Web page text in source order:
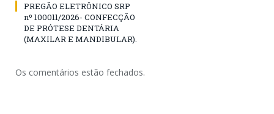
PREGÃO ELETRÔNICO SRP
nº 100011/2026- CONFECÇÃO
DE PRÓTESE DENTÁRIA
(MAXILAR E MANDIBULAR).
Os comentários estão fechados.